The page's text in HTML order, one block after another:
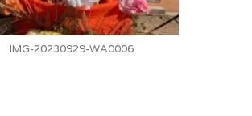
IMG-20230929-WA0006